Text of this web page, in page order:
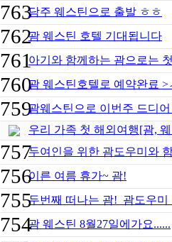
763담주 웨스틴으로 출발 ㅎㅎ
762괌 웨스틴 호텔 기대됩니다
761아기와 함께하는 괌으로는
760괌 웨스틴호텔로 예약완료 >
759괌웨스틴으로 이번주 드디
우리 가족 첫 해외여행[괌,
757두여인을 위한 괌도우미와
756이른 여름 휴가~ 괌!
755두번째 떠나는 괌! 괌도우미
754괌 웨스틴 8월27일에가요......